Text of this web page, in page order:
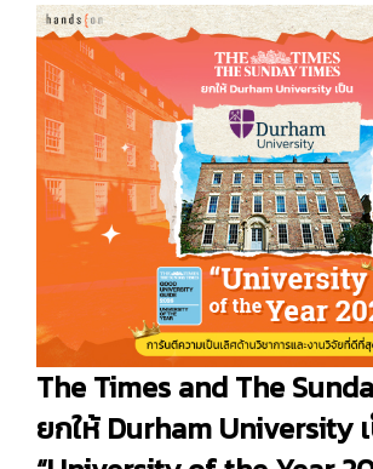
The Times and The
ยกให้ Durham University